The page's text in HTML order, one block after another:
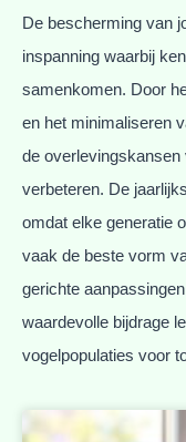
De bescherming van
inspanning waarbij
samenkomen. Door
en het minimaliseren
de overlevingskansen
verbeteren. De
omdat elke generatie
vaak de beste vorm
gerichte
waardevolle bijdrage
vogelpopulaties voor